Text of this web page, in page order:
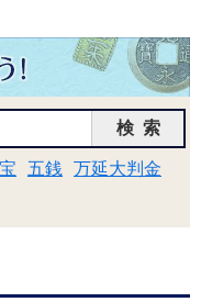
検索
五銭 万延大判金